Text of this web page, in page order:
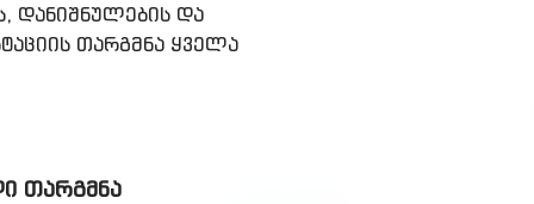
დანიშნულების და
თარგმნა ყველა
ᲗᲐᲠᲒᲛᲜᲐ